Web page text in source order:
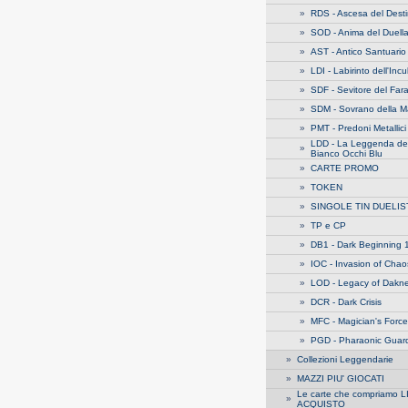
» RDS - Ascesa del
» SOD - Anima del
» AST - Antico Santuario
» LDI - Labirinto
» SDF - Sevitore del
» SDM - Sovrano della
» PMT - Predoni Metallici
» LDD - La Leggenda
Bianco Occhi Blu
» CARTE PROMO
» TOKEN
» SINGOLE TIN
» TP e CP
» DB1 - Dark Beginning 1
» IOC - Invasion of
» LOD - Legacy of
» DCR - Dark Crisis
» MFC - Magician's Force
» PGD - Pharaonic
» Collezioni Leggendarie
» MAZZI PIU' GIOCATI
» Le carte che compriamo
ACQUISTO